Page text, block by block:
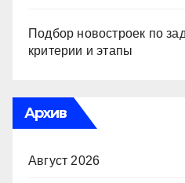
Подбор новостроек по
критерии и этапы
Архив
Август 2026